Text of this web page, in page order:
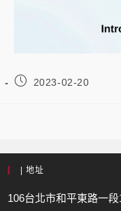
2023-02-20
| 地址
106台北市和平東路一